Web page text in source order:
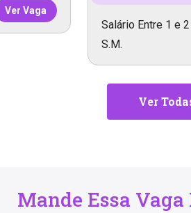
Ver Vaga
Salário Entre 1 e 2
S.M.
Ver
Mande Essa